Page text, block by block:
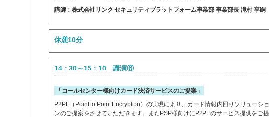
講師：株式会社リンク セキュリティプラットフォーム事業部 事業部長 滝村 享嗣
休憩10分
14：30～15：10 講演⑥
「コールセンター様向けカード決済サービスのご提案」
P2PE（Point to Point Encryption）の実現により、カード情報内回りソリューショ
ンのご提案をさせていただきます。またPSP様向けにP2PEのサービス提供をご提